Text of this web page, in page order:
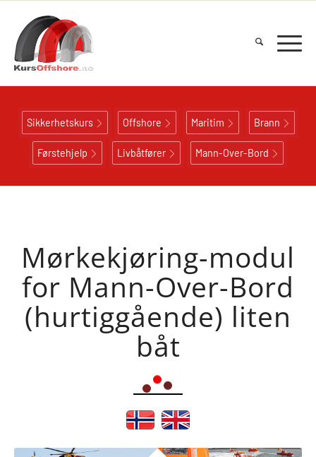
Sikkerhetskurs Offshore Maritim Brann
Førstehjelp Livbåtfører Mann-Over-Bord
Mørkekjøring-modul
for Mann-Over-Bord
(hurtiggående) liten
båt